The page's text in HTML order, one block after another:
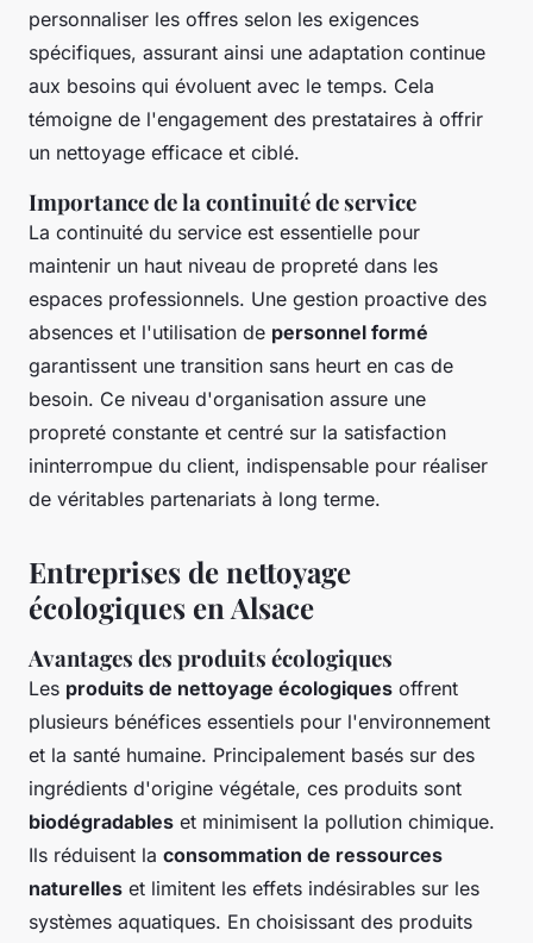
personnaliser les offres selon les exigences
spécifiques, assurant ainsi une adaptation continue
aux besoins qui évoluent avec le temps. Cela
témoigne de l'engagement des prestataires à offrir
un nettoyage efficace et ciblé.
Importance de la continuité de service
La continuité du service est essentielle pour
maintenir un haut niveau de propreté dans les
espaces professionnels. Une gestion proactive des
absences et l'utilisation de personnel formé
garantissent une transition sans heurt en cas de
besoin. Ce niveau d'organisation assure une
propreté constante et centré sur la satisfaction
ininterrompue du client, indispensable pour réaliser
de véritables partenariats à long terme.
Entreprises de nettoyage
écologiques en Alsace
Avantages des produits écologiques
Les produits de nettoyage écologiques offrent
plusieurs bénéfices essentiels pour l'environnement
et la santé humaine. Principalement basés sur des
ingrédients d'origine végétale, ces produits sont
biodégradables et minimisent la pollution chimique.
Ils réduisent la consommation de ressources
naturelles et limitent les effets indésirables sur les
systèmes aquatiques. En choisissant des produits